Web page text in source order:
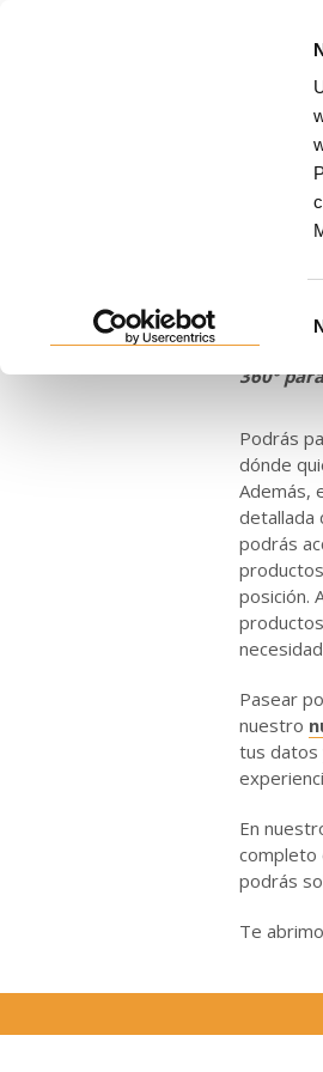
Adéntrate en el
13/12/2022
Vive
360º
Podrás
dónde
Además,
detallada
podrás
posición.
Pasear
nuestro
tus datos
En
completo
podrás
Te